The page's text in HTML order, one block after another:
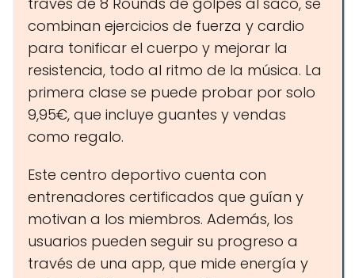
combinan ejercicios de fuerza y cardio
para tonificar el cuerpo y mejorar la
resistencia, todo al ritmo de la música. La
primera clase se puede probar por solo
9,95€, que incluye guantes y vendas
como regalo.
Este centro deportivo cuenta con
entrenadores certificados que guían y
motivan a los miembros. Además, los
usuarios pueden seguir su progreso a
través de una app, que mide energía y